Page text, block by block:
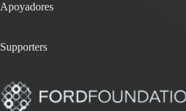
Apoyadores
Supporters